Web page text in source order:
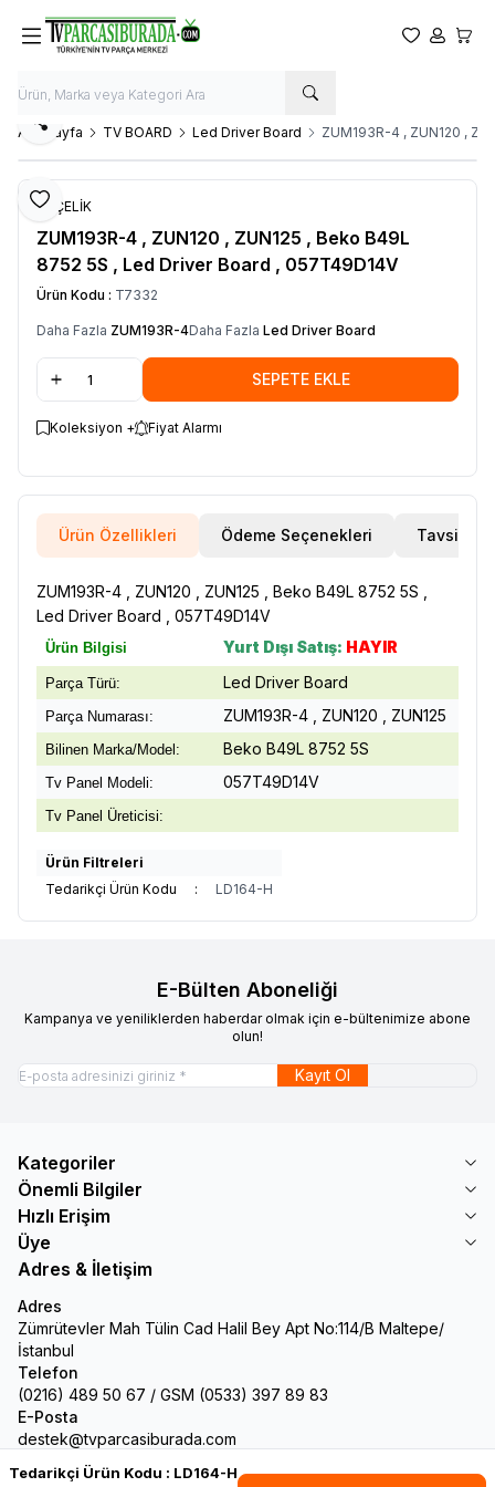
Favorilerim
Hesabım
Ana Sayfa TV BOARD Led Driver Board ZUM193R-4 , ZUN120 ,
Favoriye Ekle
Paylaş
ARÇELİK
ZUM193R-4 , ZUN120 , ZUN125 , Beko B49L
8752 5S , Led Driver Board , 057T49D14V
Ürün Kodu : T7332
Tedarikçi Ürün Kodu : LD164-H
Daha Fazla ZUM193R-4Daha Fazla Led Driver Board
SEPETE EKLE
Koleksiyon + Fiyat Alarmı
Ürün Özellikleri Ödeme Seçenekleri Tavsiye Et
ZUM193R-4 , ZUN120 , ZUN125 , Beko B49L 8752 5S ,
Led Driver Board , 057T49D14V
Ürün Bilgisi Yurt Dışı Satış: HAYIR
Parça Türü: Led Driver Board
Parça Numarası: ZUM193R-4 , ZUN120 , ZUN125
Bilinen Marka/Model: Beko B49L 8752 5S
Tv Panel Modeli: 057T49D14V
Tv Panel Üreticisi:
Ürün Filtreleri
Tedarikçi Ürün Kodu
: LD164-H
E-Bülten Aboneliği
Kampanya ve yeniliklerden haberdar olmak için e-bültenimize abone
olun!
Kayıt Ol
Kategoriler
Önemli Bilgiler
Hızlı Erişim
Üye
Adres & İletişim
Adres
Zümrütevler Mah Tülin Cad Halil Bey Apt No:114/B Maltepe/
İstanbul
Telefon
(0216) 489 50 67 / GSM (0533) 397 89 83
E-Posta
destek@tvparcasiburada.com